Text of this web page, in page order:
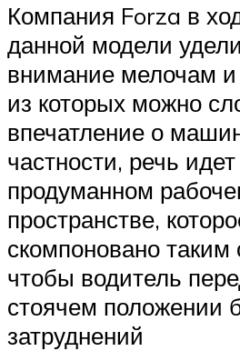
Компания Forza в
данной модели
внимание мелочам и
из которых можно
впечатление о
частности, речь
продуманном
пространстве,
скомпоновано таким
чтобы водитель
стоячем положении
затруднений